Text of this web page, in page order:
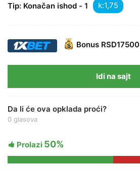
Tip: Konačan ishod - 1 k:
Bonus RSD17500
Idi na sajt
Da li će ova opklada proći?
0 glasova
Prolazi 50%